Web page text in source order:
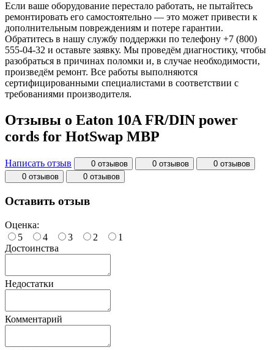
Если ваше оборудование перестало работать, не пытайтесь
ремонтировать его самостоятельно — это может привести к
дополнительным повреждениям и потере гарантии.
Обратитесь в нашу службу поддержки по телефону +7 (800)
555-04-32 и оставьте заявку. Мы проведём диагностику, чтобы
разобраться в причинах поломки и, в случае необходимости,
произведём ремонт. Все работы выполняются
сертифицированными специалистами в соответствии с
требованиями производителя.
Отзывы о Eaton 10A FR/DIN power
cords for HotSwap MBP
Написать отзыв 0 отзывов 0 отзывов
0 отзывов
0 отзывов
0 отзывов
Оставить отзыв
Оценка:
5
4 3 2
1
Достоинства
Недостатки
Комментарий